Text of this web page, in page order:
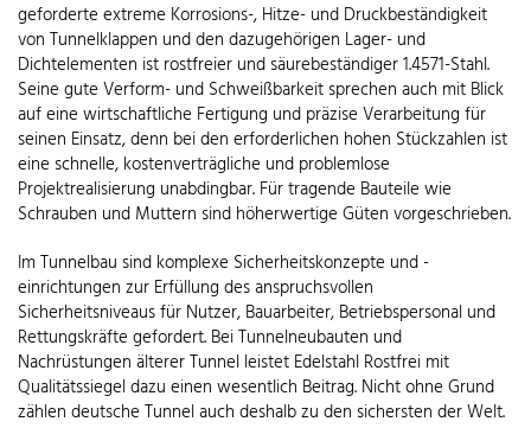
geforderte extreme Korrosions-, Hitze- und Druckbeständigkeit
von Tunnelklappen und den dazugehörigen Lager- und
Dichtelementen ist rostfreier und säurebeständiger 1.4571-Stahl.
Seine gute Verform- und Schweißbarkeit sprechen auch mit Blick
auf eine wirtschaftliche Fertigung und präzise Verarbeitung für
seinen Einsatz, denn bei den erforderlichen hohen Stückzahlen ist
eine schnelle, kostenverträgliche und problemlose
Projektrealisierung unabdingbar. Für tragende Bauteile wie
Schrauben und Muttern sind höherwertige Güten vorgeschrieben.
Im Tunnelbau sind komplexe Sicherheitskonzepte und -
einrichtungen zur Erfüllung des anspruchsvollen
Sicherheitsniveaus für Nutzer, Bauarbeiter, Betriebspersonal und
Rettungskräfte gefordert. Bei Tunnelneubauten und
Nachrüstungen älterer Tunnel leistet Edelstahl Rostfrei mit
Qualitätssiegel dazu einen wesentlich Beitrag. Nicht ohne Grund
zählen deutsche Tunnel auch deshalb zu den sichersten der Welt.